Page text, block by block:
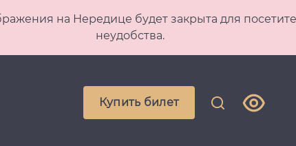
на Нередице будет закрыта для
неудобства.
Купить билет